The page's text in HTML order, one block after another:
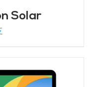
Solar